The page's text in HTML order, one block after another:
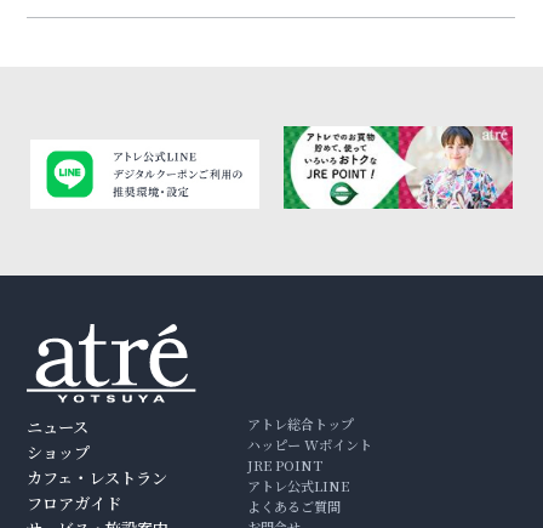
ニュース
ショップ
カフェ・レストラン
フロアガイド
アトレ総合トップ
ハッピー Wポイント
JRE POINT
アトレ公式LINE
よくあるご質問